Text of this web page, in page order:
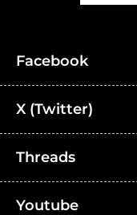
Facebook
X (Twitter)
Threads
Youtube